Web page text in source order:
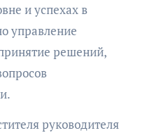
и успехах в
управление
решений,
руководителя